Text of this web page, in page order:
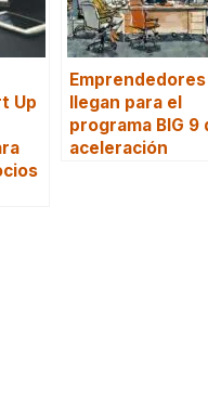
Up
Emprendedores
llegan para el
programa BIG 9
aceleración